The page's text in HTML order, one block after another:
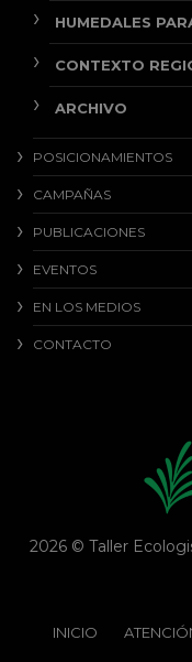
HUMEDALES
CONTEXTO
ARCHIVO
POSICIONAMIENTOS
CAMPAÑAS
PUBLICACIONES
EVENTOS
EN LOS MEDIOS
CONTACTO
2026 © Taller
INICIO